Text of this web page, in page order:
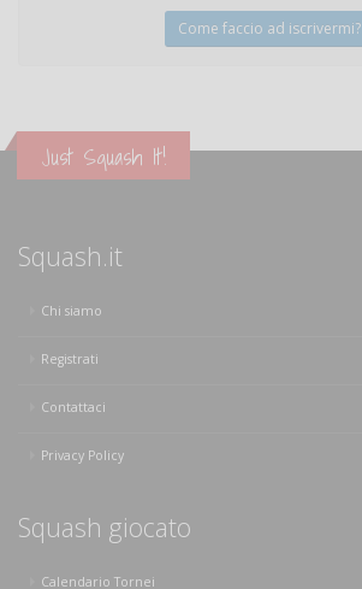
Come faccio ad iscrivermi?
Just Squash It!
Squash.it
Chi siamo
Registrati
Contattaci
Privacy Policy
Squash giocato
Calendario Tornei